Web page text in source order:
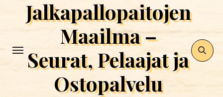
Jalkapallopaitojen
Maailma –
Seurat, Pelaajat ja
Ostopalvelu